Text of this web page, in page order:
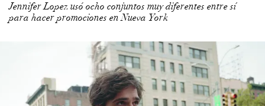
Jennifer Lopez usó ocho conjuntos muy diferentes entre sí
para hacer promociones en Nueva York